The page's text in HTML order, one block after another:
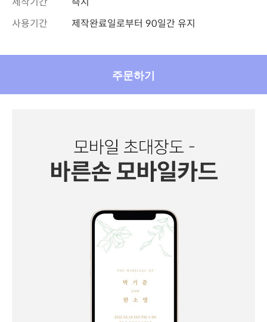
사용기간
제작완료일로부터 90일간 유지
주문하기